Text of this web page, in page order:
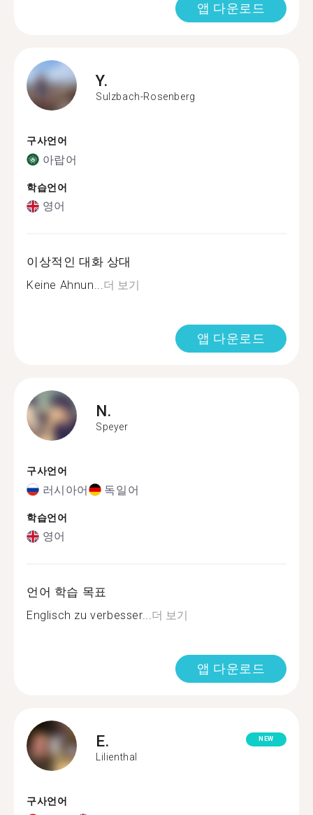
앱 다운로드
Y.
Sulzbach-Rosenberg
구사언어
아랍어
학습언어
영어
이상적인 대화 상대
Keine Ahnun...더 보기
앱 다운로드
N.
Speyer
구사언어
러시아어 독일어
학습언어
영어
언어 학습 목표
Englisch zu verbesser...더 보기
앱 다운로드
E.
Lilienthal
NEW
구사언어